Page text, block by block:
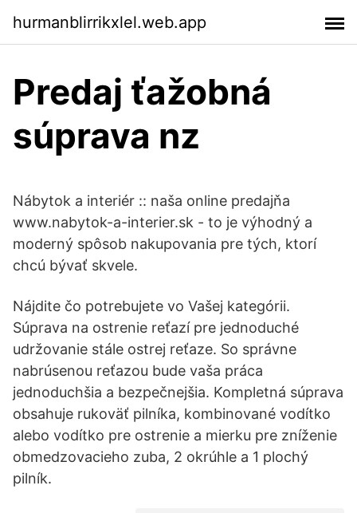
hurmanblirrikxlel.web.app
Predaj ťažobná
súprava nz
Nábytok a interiér :: naša online predajňa
www.nabytok-a-interier.sk - to je výhodný a
moderný spôsob nakupovania pre tých, ktorí
chcú bývať skvele.
Nájdite čo potrebujete vo Vašej kategórii.
Súprava na ostrenie reťazí pre jednoduché
udržovanie stále ostrej reťaze. So správne
nabrúsenou reťazou bude vaša práca
jednoduchšia a bezpečnejšia. Kompletná súprava
obsahuje rukoväť pilníka, kombinované vodítko
alebo vodítko pre ostrenie a mierku pre zníženie
obmedzovacieho zuba, 2 okrúhle a 1 plochý
pilník.